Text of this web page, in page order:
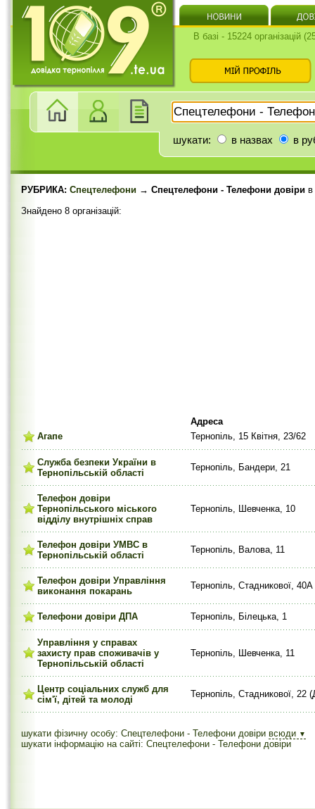
В базі - 15224 організацій
шукати: в назвах в
РУБРИКА: Спецтелефони → Спецтелефони - Телефони довіри в
Знайдено 8 організацій:
Адреса
Агапе
Тернопіль, 15 Квітня, 23/62
Служба безпеки України в
Тернопільській області
Тернопіль, Бандери, 21
Телефон довіри
Тернопільського міського
відділу внутрішніх справ
Тернопіль, Шевченка, 10
Телефон довіри УМВС в
Тернопільській області
Тернопіль, Валова, 11
Телефон довіри Управління
виконання покарань
Тернопіль, Стадникової, 40А
Телефони довіри ДПА Тернопіль, Білецька, 1
Управління у справах
захисту прав споживачів у
Тернопільській області
Тернопіль, Шевченка, 11
Центр соціальних служб для
сім'ї, дітей та молоді
Тернопіль, Стадникової, 22
шукати фізичну особу: Спецтелефони - Телефони довіри всюди ▼
шукати інформацію на сайті: Спецтелефони - Телефони довіри